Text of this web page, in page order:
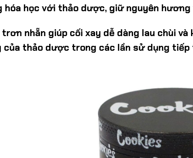
hóa học với thảo dược, giữ nguyên
nhẵn giúp cối xay dễ dàng lau chùi
thảo dược trong các lần sử dụng tiếp